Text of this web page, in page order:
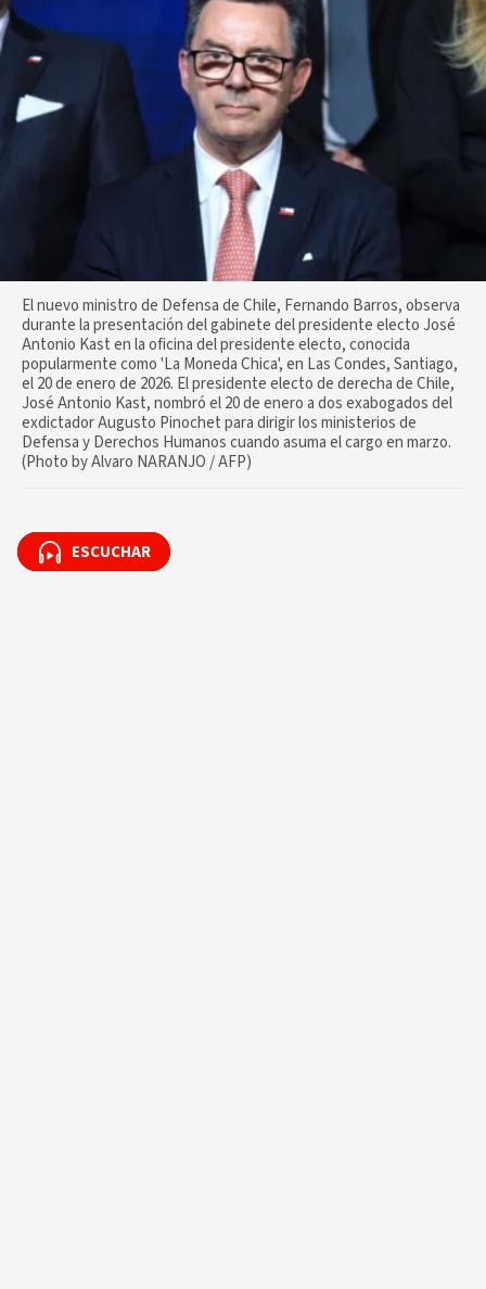
El nuevo ministro de Defensa de Chile, Fernando Barros, observa
durante la presentación del gabinete del presidente electo José
Antonio Kast en la oficina del presidente electo, conocida
popularmente como 'La Moneda Chica', en Las Condes, Santiago,
el 20 de enero de 2026. El presidente electo de derecha de Chile,
José Antonio Kast, nombró el 20 de enero a dos exabogados del
exdictador Augusto Pinochet para dirigir los ministerios de
Defensa y Derechos Humanos cuando asuma el cargo en marzo.
(Photo by Alvaro NARANJO / AFP)
ESCUCHAR
ESCUCHAR